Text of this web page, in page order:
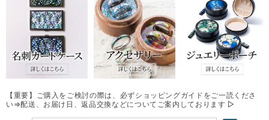
【重要】ご購入をご検討の際は、必ずショッピングガイドをご一読くださ
い⇒配送、お届け日、返品交換などについてご案内しております ▷